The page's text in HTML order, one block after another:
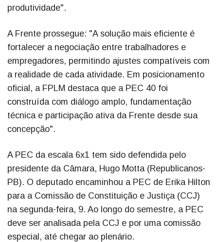
produtividade".
A Frente prossegue: "A solução mais eficiente é
fortalecer a negociação entre trabalhadores e
empregadores, permitindo ajustes compatíveis com
a realidade de cada atividade. Em posicionamento
oficial, a FPLM destaca que a PEC 40 foi
construída com diálogo amplo, fundamentação
técnica e participação ativa da Frente desde sua
concepção".
A PEC da escala 6x1 tem sido defendida pelo
presidente da Câmara, Hugo Motta (Republicanos-
PB). O deputado encaminhou a PEC de Erika Hilton
para a Comissão de Constituição e Justiça (CCJ)
na segunda-feira, 9. Ao longo do semestre, a PEC
deve ser analisada pela CCJ e por uma comissão
especial, até chegar ao plenário.